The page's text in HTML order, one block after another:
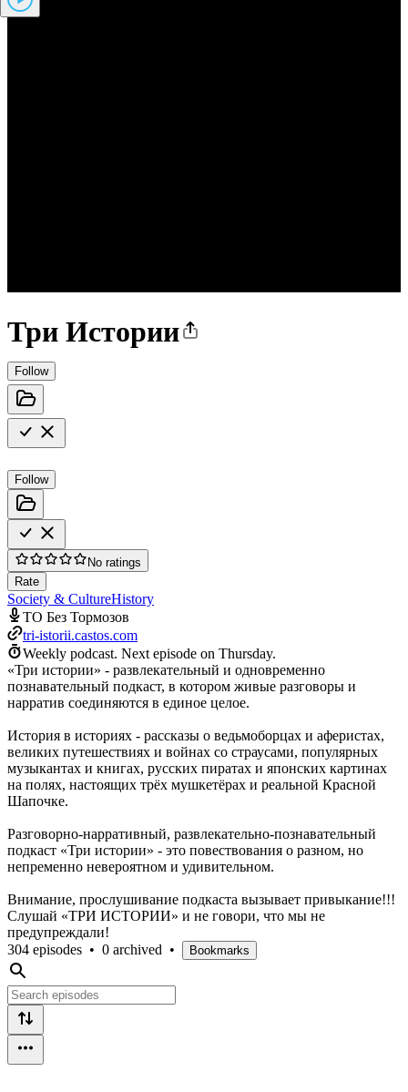
Три Истории
Follow
Follow
No ratings
Rate
Society & CultureHistory
ТО Без Тормозов
tri-istorii.castos.com
Weekly podcast. Next episode on Thursday.
«Три истории» - развлекательный и одновременно
познавательный подкаст, в котором живые разговоры и
нарратив соединяются в единое целое.
История в историях - рассказы о ведьмоборцах и аферистах,
великих путешествиях и войнах со страусами, популярных
музыкантах и книгах, русских пиратах и японских картинах
на полях, настоящих трёх мушкетёрах и реальной Красной
Шапочке.
Разговорно-нарративный, развлекательно-познавательный
подкаст «Три истории» - это повествования о разном, но
непременно невероятном и удивительном.
Внимание, прослушивание подкаста вызывает привыкание!!!
Слушай «ТРИ ИСТОРИИ» и не говори, что мы не
предупреждали!
304 episodes • 0 archived • Bookmarks